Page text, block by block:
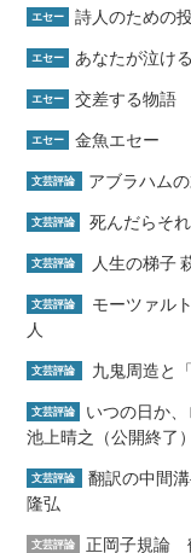
エセー 詩人のための
エセー あなたが泣け
エセー 交差する物語
エセー 金魚エセー
文芸評論 アブラハム
文芸評論 死んだらそ
文芸評論 人生の梯子
文芸評論
モーツァル
人
文芸評論 九鬼周造と
文芸評論
いつの日か
池上晴之（公開終了）
文芸評論
翻訳の中間
隆弘
文芸評論 正岡子規論